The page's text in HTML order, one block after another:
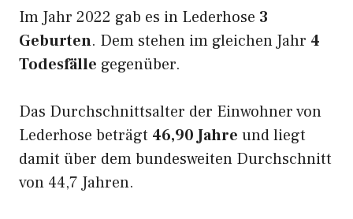
Im Jahr 2022 gab es in Lederhose 3
Geburten. Dem stehen im gleichen Jahr 4
Todesfälle gegenüber.
Das Durchschnittsalter der Einwohner von
Lederhose beträgt 46,90 Jahre und liegt
damit über dem bundesweiten Durchschnitt
von 44,7 Jahren.